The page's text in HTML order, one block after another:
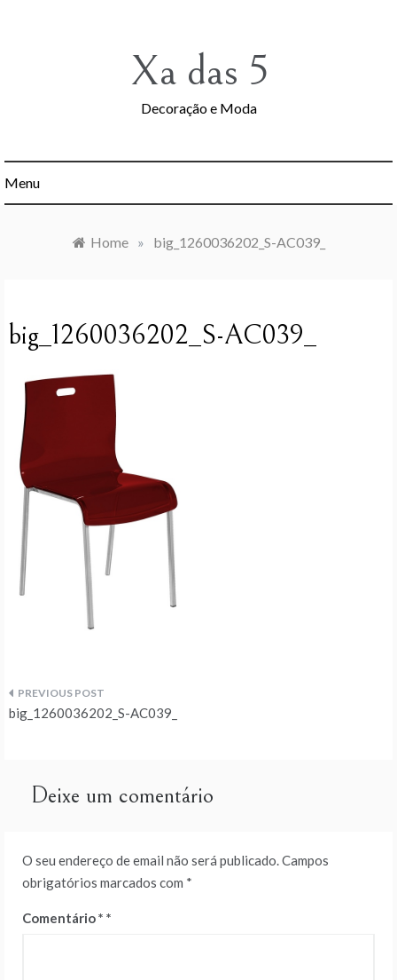
Xa das 5
Decoração e Moda
Menu
Home » big_1260036202_S-AC039_
big_1260036202_S-AC039_
Navegação
artigos
big_1260036202_S-AC039_
Deixe um comentário
O seu endereço de email não será publicado.Campos
obrigatórios marcados com *
Comentário*